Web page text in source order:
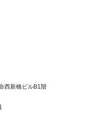
西新橋ビルB1階